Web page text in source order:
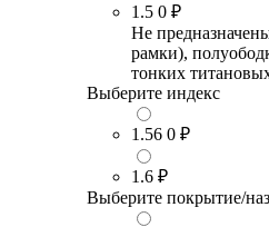
1.5 0 ₽
Не
рамки),
тонких
Выберите индекс
1.56 0 ₽
1.6 ₽
Выберите покрытие/